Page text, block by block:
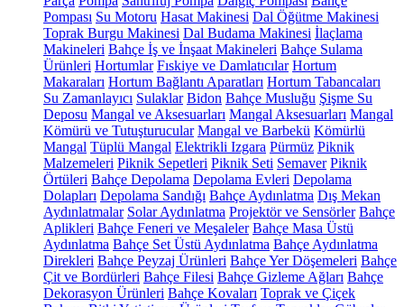
Pompası Su Motoru Hasat Makinesi Dal Öğütme Makinesi
Toprak Burgu Makinesi Dal Budama Makinesi İlaçlama
Makineleri Bahçe İş ve İnşaat Makineleri Bahçe Sulama
Ürünleri Hortumlar Fıskiye ve Damlatıcılar Hortum
Makaraları Hortum Bağlantı Aparatları Hortum Tabancaları
Su Zamanlayıcı Sulaklar Bidon Bahçe Musluğu Şişme Su
Deposu Mangal ve Aksesuarları Mangal Aksesuarları Mangal
Kömürü ve Tutuşturucular Mangal ve Barbekü Kömürlü
Mangal Tüplü Mangal Elektrikli Izgara Pürmüz Piknik
Malzemeleri Piknik Sepetleri Piknik Seti Semaver Piknik
Örtüleri Bahçe Depolama Depolama Evleri Depolama
Dolapları Depolama Sandığı Bahçe Aydınlatma Dış Mekan
Aydınlatmalar Solar Aydınlatma Projektör ve Sensörler Bahçe
Aplikleri Bahçe Feneri ve Meşaleler Bahçe Masa Üstü
Aydınlatma Bahçe Set Üstü Aydınlatma Bahçe Aydınlatma
Direkleri Bahçe Peyzaj Ürünleri Bahçe Yer Döşemeleri Bahçe
Çit ve Bordürleri Bahçe Filesi Bahçe Gizleme Ağları Bahçe
Dekorasyon Ürünleri Bahçe Kovaları Toprak ve Çiçek